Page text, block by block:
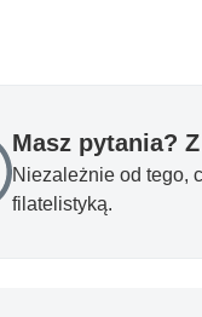
Masz pytania?
Niezależnie od tego,
filatelistyką.